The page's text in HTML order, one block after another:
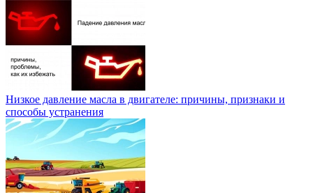
Низкое давление масла в двигателе: причины, признаки и
способы устранения